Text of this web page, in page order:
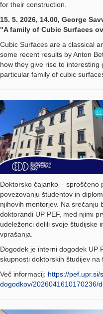
for their construction.
15. 5. 2026, 14.00, George
"A family of Cubic Surfaces
Cubic Surfaces are a classical
some recent results by Anton
how they give rise to
particular family of cubic
Doktorsko čajanko –
povezovanju študentov in
njihovih mentorjev. Na srečanju
doktorandi UP PEF, med njimi
udeleženci delili svoje študijske
vprašanja.
Dogodek je interni dogodek UP
skupnosti doktorskih študijev na
Več informacij: https://pef.upr.si/
dogodkov/2026041610170236/